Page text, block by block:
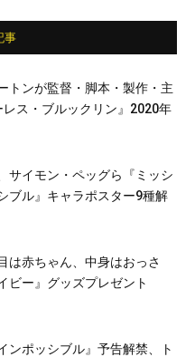
事
トンが監督・脚本・製作・主
ス・ブルックリン』2020年
サイモン・ペッグら『ミッシ
ブル』キャラポスター9種解
は赤ちゃん、中身はおっさ
ビー』グッズプレゼント
ンポッシブル』予告解禁、ト